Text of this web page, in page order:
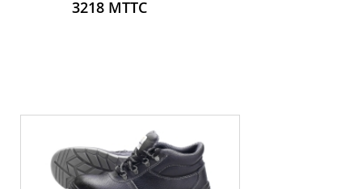
3218 МТТС